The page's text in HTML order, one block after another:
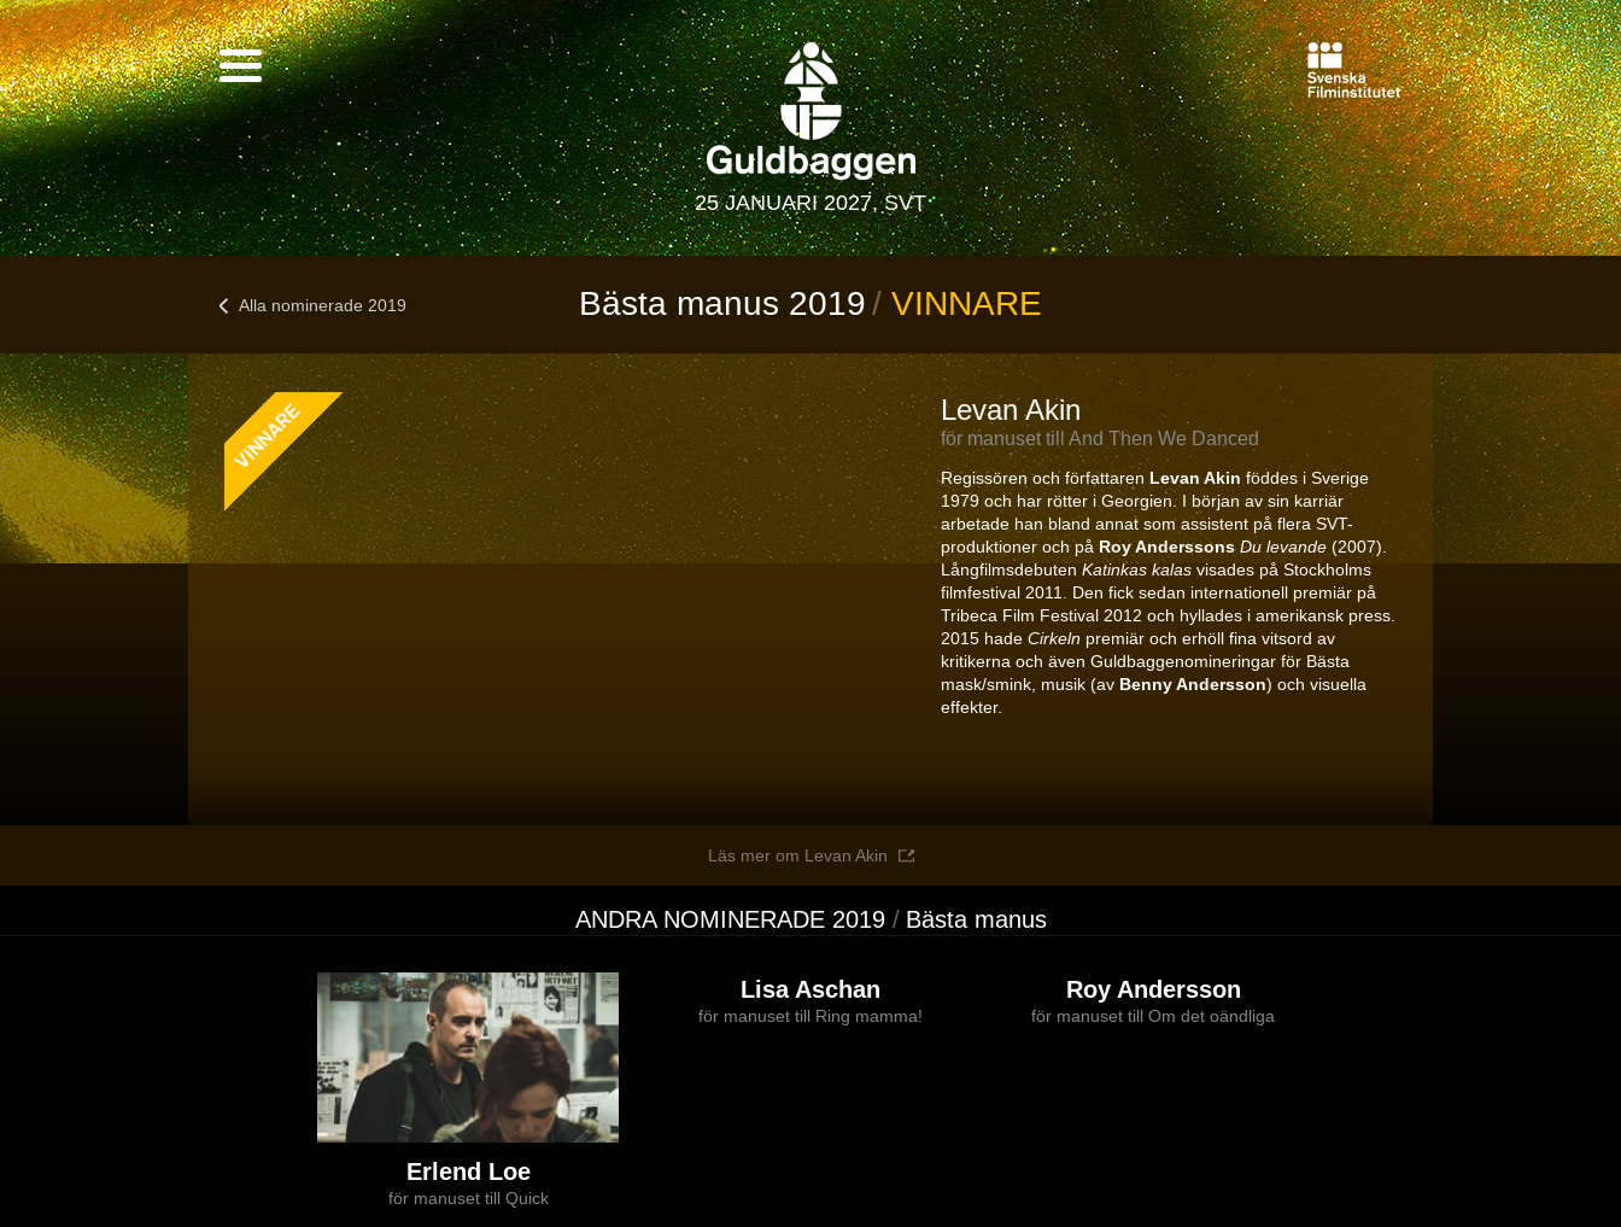
25 JANUARI 2027, SVT
Alla nominerade 2019 Bästa manus 2019 VINNARE
Levan Akin
för manuset till And Then We Danced
Regissören och författaren Levan Akin föddes i Sverige
1979 och har rötter i Georgien. I början av sin karriär
arbetade han bland annat som assistent på flera SVT-
produktioner och på Roy Anderssons Du levande (2007).
Långfilmsdebuten Katinkas kalas visades på Stockholms
filmfestival 2011. Den fick sedan internationell premiär på
Tribeca Film Festival 2012 och hyllades i amerikansk press.
2015 hade Cirkeln premiär och erhöll fina vitsord av
kritikerna och även Guldbaggenomineringar för Bästa
mask/smink, musik (av Benny Andersson) och visuella
effekter.
Läs mer om Levan Akin
ANDRA NOMINERADE 2019 Bästa manus
Erlend Loe
för manuset till Quick
Lisa Aschan
för manuset till Ring mamma!
Roy Andersson
för manuset till Om det oändliga